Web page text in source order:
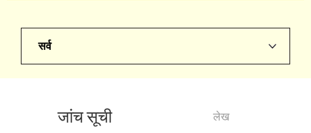
सर्व
जांच सूची लेख